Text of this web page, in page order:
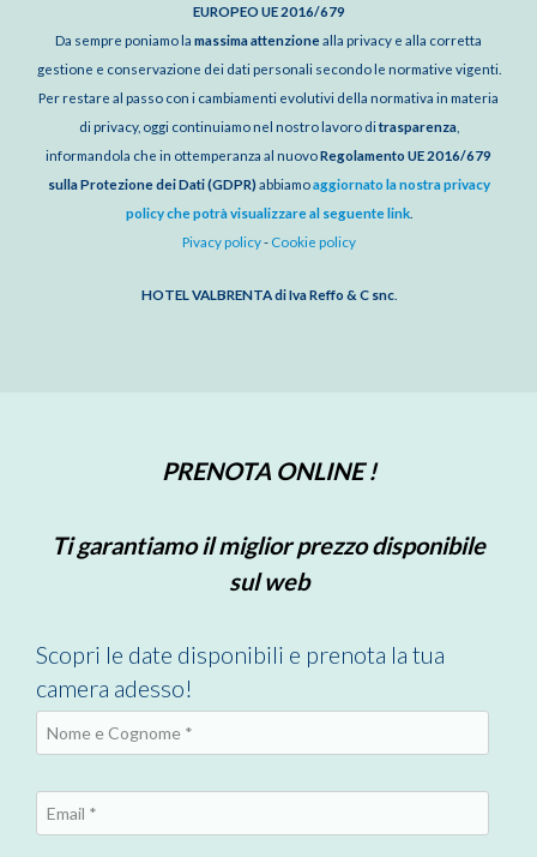
EUROPEO UE 2016/679
Da sempre poniamo la massima attenzione alla privacy e alla corretta
gestione e conservazione dei dati personali secondo le normative vigenti.
Per restare al passo con i cambiamenti evolutivi della normativa in materia
di privacy, oggi continuiamo nel nostro lavoro ditrasparenza,
informandola che in ottemperanza al nuovoRegolamento UE 2016/679
sulla Protezione dei Dati (GDPR)abbiamoaggiornato la nostra privacy
policy che potrà visualizzare al seguente link.
Pivacy policy- Cookie policy
HOTEL VALBRENTA di Iva Reffo & C snc.
PRENOTA ONLINE !
Ti garantiamo il miglior prezzo disponibile
sul web
Scopri le date disponibili e prenota la tua
camera adesso!